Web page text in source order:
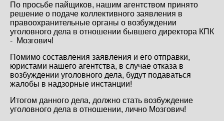
По просьбе пайщиков, нашим агентством принято
решение о подаче коллективного заявления в
правоохранительные органы о возбуждении
уголовного дела в отношении бывшего директора КПК
- Мозгович!
Помимо составления заявления и его отправки,
юристами нашего агентства, в случае отказа в
возбуждении уголовного дела, будут подаваться
жалобы в надзорные инстанции!
Итогом данного дела, должно стать возбуждение
уголовного дела в отношении, лично Мозгович!